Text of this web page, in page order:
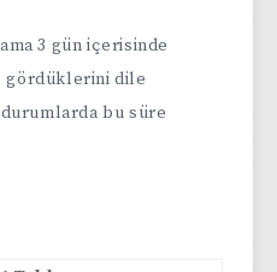
3 gün içerisinde
gördüklerini dile
bu süre